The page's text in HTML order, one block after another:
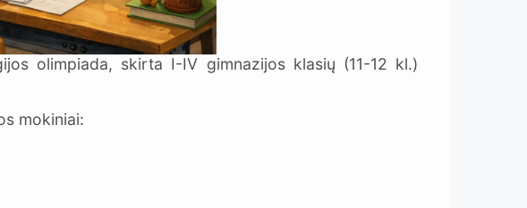
olimpiada, skirta I-IV gimnazijos klasių (11-12 kl.)
mokiniai: